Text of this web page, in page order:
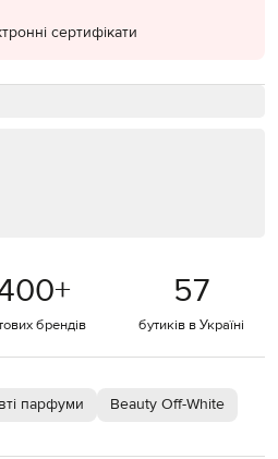
сертифікати
+
брендів
57
бутиків в Україні
парфуми
Beauty Off-White